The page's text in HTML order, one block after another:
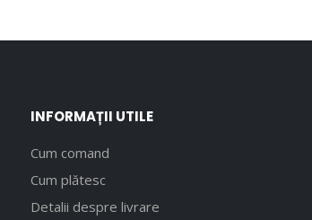
INFORMAȚII UTILE
Cum comand
Cum plătesc
Detalii despre livrare